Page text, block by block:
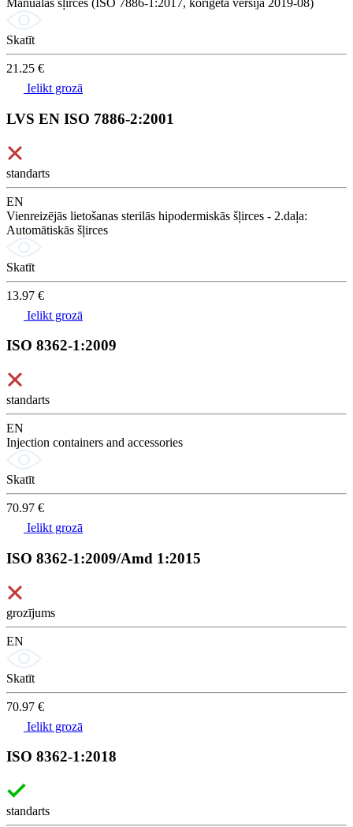
Manuālās šļirces (ISO 7886-1:2017, koriģētā versija 2019-08)
Skatīt
21.25 €
Ielikt grozā
LVS EN ISO 7886-2:2001
standarts
EN
Vienreizējās lietošanas sterilās hipodermiskās šļirces - 2.daļa:
Automātiskās šļirces
Skatīt
13.97 €
Ielikt grozā
ISO 8362-1:2009
standarts
EN
Injection containers and accessories
Skatīt
70.97 €
Ielikt grozā
ISO 8362-1:2009/Amd 1:2015
grozījums
EN
Skatīt
70.97 €
Ielikt grozā
ISO 8362-1:2018
standarts